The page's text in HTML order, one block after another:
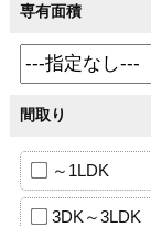
専有面積
間取り
～1LDK
3DK～3LDK